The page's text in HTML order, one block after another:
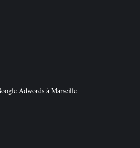
Adwords à Marseille